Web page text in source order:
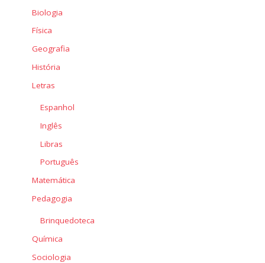
Biologia
Física
Geografia
História
Letras
Espanhol
Inglês
Libras
Português
Matemática
Pedagogia
Brinquedoteca
Química
Sociologia